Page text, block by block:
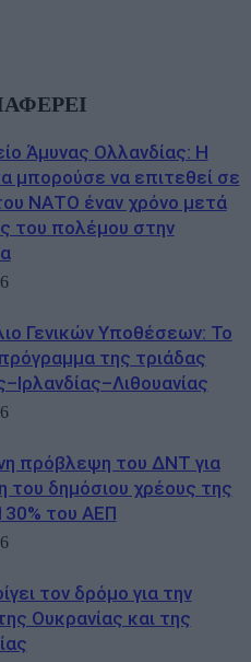
Άμυνας Ολλανδίας: Η
μπορούσε να επιτεθεί σε
ΝΑΤΟ έναν χρόνο μετά
του πολέμου στην
Γενικών Υποθέσεων: Το
της τριάδας
πρόβλεψη του ΔΝΤ για
του δημόσιου χρέους της
του ΑΕΠ
τον δρόμο για την
Ουκρανίας και της